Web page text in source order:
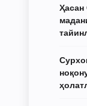
Ҳасан